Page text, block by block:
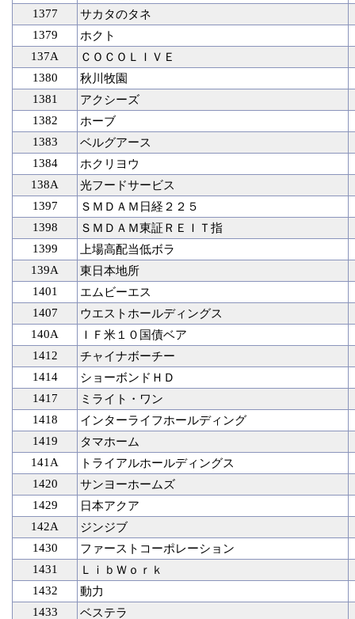
1377
サカタのタネ
1379
ホクト
137A
ＣＯＣＯＬＩＶＥ
1380
秋川牧園
1381
アクシーズ
1382
ホーブ
1383
ベルグアース
1384
ホクリヨウ
138A
光フードサービス
1397
ＳＭＤＡＭ日経２２５
1398
ＳＭＤＡＭ東証ＲＥＩＴ指
1399
上場高配当低ボラ
139A
東日本地所
1401
エムビーエス
1407
ウエストホールディングス
140A
ＩＦ米１０国債ベア
1412
チャイナボーチー
1414
ショーボンドＨＤ
1417
ミライト・ワン
1418
インターライフホールディング
1419
タマホーム
141A
トライアルホールディングス
1420
サンヨーホームズ
1429
日本アクア
142A
ジンジブ
1430
ファーストコーポレーション
1431
ＬｉｂＷｏｒｋ
1432
動力
1433
ベステラ